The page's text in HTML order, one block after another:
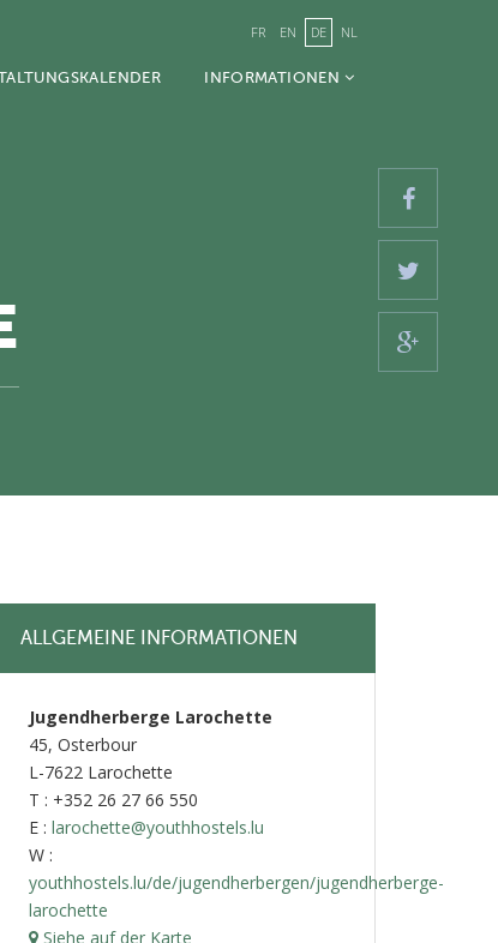
FR EN DE NL
INFORMATIONEN
ALLGEMEINE INFORMATIONEN
Jugendherberge Larochette
45, Osterbour
L-7622 Larochette
T : +352 26 27 66 550
E : larochette@youthhostels.lu
W :
youthhostels.lu/de/jugendherbergen/jugendherberge-
larochette
Siehe auf der Karte